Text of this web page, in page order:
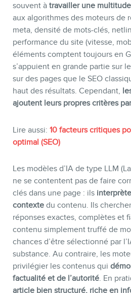
souvent à travailler une
aux algorithmes des moteurs de
meta, densité de mots-clés,
performance du site (vitesse,
éléments comptent toujours en
s’appuient en grande partie sur
sur des pages que le SEO
haut des résultats. Cependant,
ajoutent leurs propres critères
Lire aussi: 10 facteurs critiques
optimal (SEO)
Les modèles d’IA de type LLM
ne se contentent pas de faire
clés dans une page : ils
contexte du contenu. Ils
réponses exactes, complètes et
contenu simplement truffé de
chances d’être sélectionné par
substance. Au contraire, les
privilégier les contenus qui
factualité et de l’autorité. En
article bien structuré, riche en